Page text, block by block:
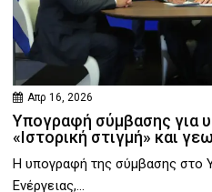
Απρ 16, 2026
Υπογραφή σύμβασης για
«Ιστορική στιγμή» και
Η υπογραφή της σύμβασης στο
Ενέργειας,...